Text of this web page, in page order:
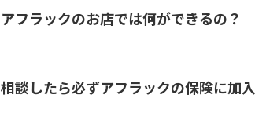
アフラックのお店では何ができるの？
相談したら必ずアフラックの保険に加